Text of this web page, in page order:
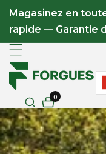
Magasinez en
rapide — Garantie
00
articles